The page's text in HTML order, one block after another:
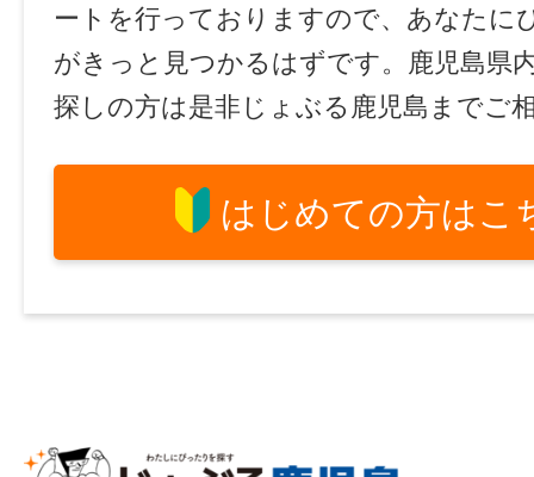
ートを行っておりますので、あなたに
がきっと見つかるはずです。鹿児島県
探しの方は是非じょぶる鹿児島までご
はじめての方はこ